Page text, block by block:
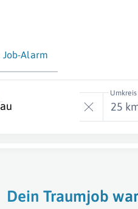
Job-Alarm
Umkreis
25
Dein Traumjob